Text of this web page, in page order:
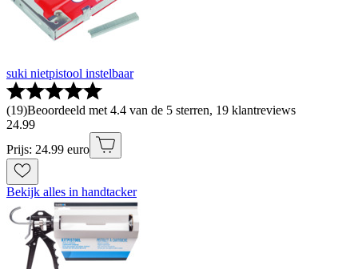
suki nietpistool instelbaar
(19)Beoordeeld met 4.4 van de 5 sterren, 19 klantreviews
24.99
Prijs: 24.99 euro
Bekijk alles in handtacker